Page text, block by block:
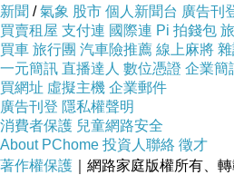
的裝潢，感覺挺整體感覺非常沉
老闆對美食很有研究也跟餐飲很
在做餐飲，之前還開過法式餐廳
他們的關係企業喔！
新聞 /氣象 股市 個人新聞台 廣告刊
買賣租屋 支付連 國際連 Pi 拍錢包
買車 旅行團 汽車險推薦 線上麻將
一元簡訊 直播達人 數位憑證 企業簡
買網址 虛擬主機 企業郵件
廣告刊登 隱私權聲明
消費者保護 兒童網路安全
About PChome 投資人聯絡 徵才
著作權保護 ｜網路家庭版權所有、